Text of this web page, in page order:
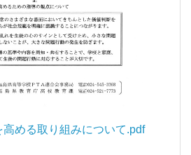
める取り組みについて.pdf